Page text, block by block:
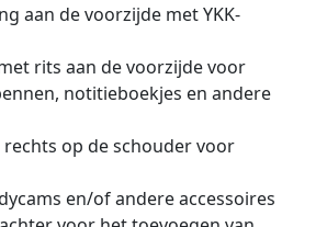
aan de voorzijde met YKK-
rits aan de voorzijde voor
notitieboekjes en andere
rechts op de schouder voor
en/of andere accessoires